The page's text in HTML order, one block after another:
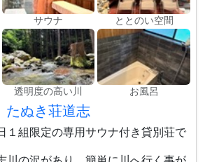
サウナ ととのい空間
透明度の高い川 お風呂
たぬき荘道志
１組限定の専用サウナ付き貸別荘で